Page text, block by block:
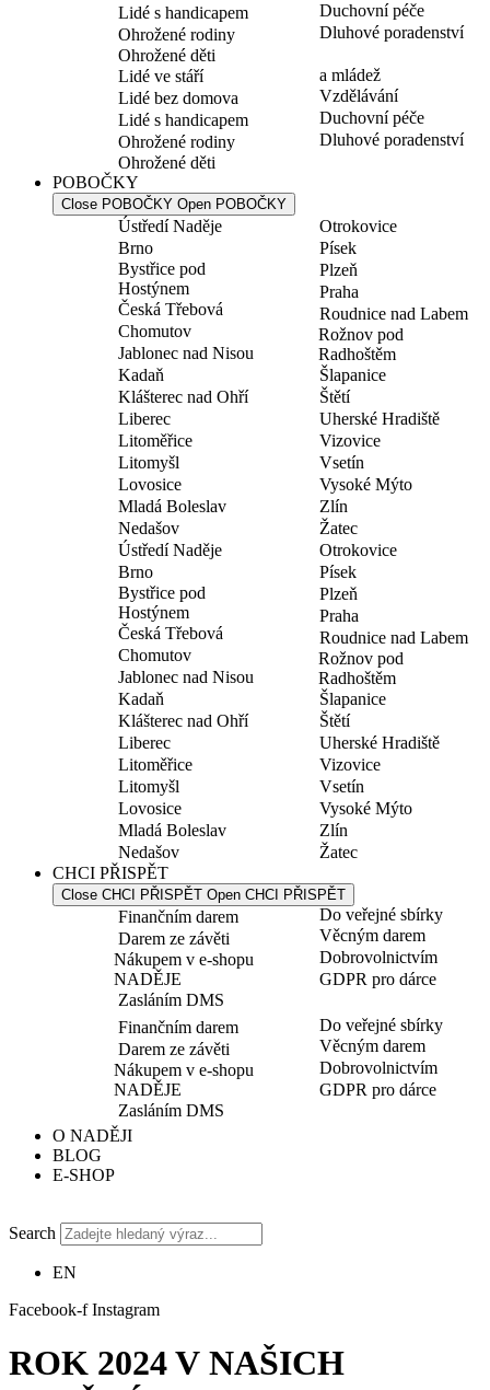
Lidé s handicapem
Ohrožené rodiny
Ohrožené děti
Duchovní péče
Dluhové poradenství
Lidé ve stáří
Lidé bez domova
Lidé s handicapem
Ohrožené rodiny
Ohrožené děti
a mládež
Vzdělávání
Duchovní péče
Dluhové poradenství
POBOČKY
Close POBOČKY Open POBOČKY
Ústředí Naděje
Brno
Bystřice pod
Hostýnem
Česká Třebová
Chomutov
Jablonec nad Nisou
Kadaň
Klášterec nad Ohří
Liberec
Litoměřice
Litomyšl
Lovosice
Mladá Boleslav
Nedašov
Otrokovice
Písek
Plzeň
Praha
Roudnice nad Labem
Rožnov pod
Radhoštěm
Šlapanice
Štětí
Uherské Hradiště
Vizovice
Vsetín
Vysoké Mýto
Zlín
Žatec
Ústředí Naděje
Brno
Bystřice pod
Hostýnem
Česká Třebová
Chomutov
Jablonec nad Nisou
Kadaň
Klášterec nad Ohří
Liberec
Litoměřice
Litomyšl
Lovosice
Mladá Boleslav
Nedašov
Otrokovice
Písek
Plzeň
Praha
Roudnice nad Labem
Rožnov pod
Radhoštěm
Šlapanice
Štětí
Uherské Hradiště
Vizovice
Vsetín
Vysoké Mýto
Zlín
Žatec
CHCI PŘISPĚT
Close CHCI PŘISPĚT Open CHCI PŘISPĚT
Finančním darem
Darem ze závěti
Nákupem v e-shopu
NADĚJE
Zasláním DMS
Do veřejné sbírky
Věcným darem
Dobrovolnictvím
GDPR pro dárce
Finančním darem
Darem ze závěti
Nákupem v e-shopu
NADĚJE
Zasláním DMS
Do veřejné sbírky
Věcným darem
Dobrovolnictvím
GDPR pro dárce
O NADĚJI
BLOG
E-SHOP
Search
EN
Facebook-f Instagram
ROK 2024 V NAŠICH